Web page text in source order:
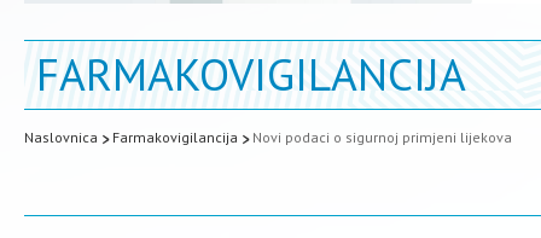
FARMAKOVIGILANCIJA
Naslovnica Farmakovigilancija Novi podaci o sigurnoj primjeni lijekova